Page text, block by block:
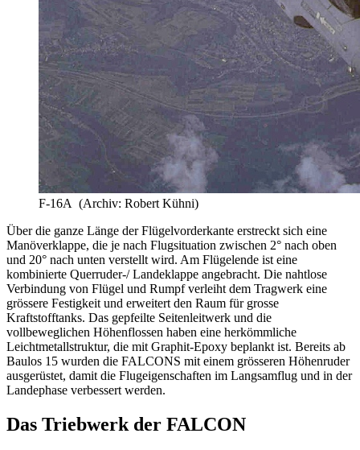
F-16A (Archiv: Robert Kühni)
Über die ganze Länge der Flügelvorderkante erstreckt sich eine
Manöverklappe, die je nach Flugsituation zwischen 2° nach oben
und 20° nach unten verstellt wird. Am Flügelende ist eine
kombinierte Querruder-/ Landeklappe angebracht. Die nahtlose
Verbindung von Flügel und Rumpf verleiht dem Tragwerk eine
grössere Festigkeit und erweitert den Raum für grosse
Kraftstofftanks. Das gepfeilte Seitenleitwerk und die
vollbeweglichen Höhenflossen haben eine herkömmliche
Leichtmetallstruktur, die mit Graphit-Epoxy beplankt ist. Bereits ab
Baulos 15 wurden die FALCONS mit einem grösseren Höhenruder
ausgerüstet, damit die Flugeigenschaften im Langsamflug und in der
Landephase verbessert werden.
Das Triebwerk der FALCON